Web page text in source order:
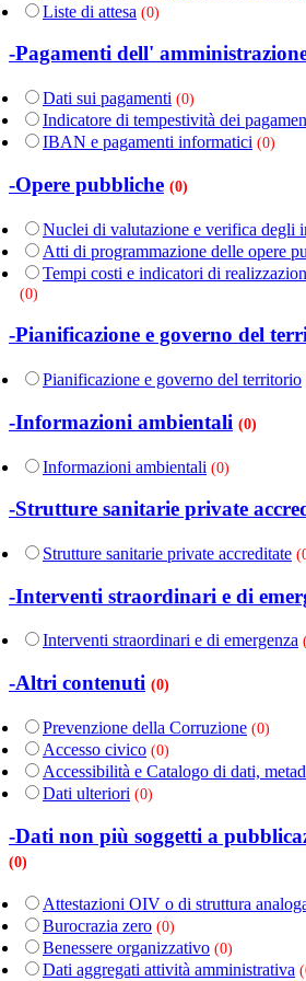
Liste di attesa (0)
-Pagamenti dell'
Dati sui pagamenti (0)
Indicatore di tempestività dei
IBAN e pagamenti informatici (0)
-Opere pubbliche (0)
Nuclei di valutazione e verifica degli
Atti di programmazione delle opere
Tempi costi e indicatori di
(0)
-Pianificazione e governo del
Pianificazione e governo del territorio
-Informazioni ambientali (0)
Informazioni ambientali (0)
-Strutture sanitarie private
Strutture sanitarie private accreditate
-Interventi straordinari e di
Interventi straordinari e di emergenza
-Altri contenuti (0)
Prevenzione della Corruzione (0)
Accesso civico (0)
Accessibilità e Catalogo di dati,
Dati ulteriori (0)
-Dati non più soggetti a
(0)
Attestazioni OIV o di struttura
Burocrazia zero (0)
Benessere organizzativo (0)
Dati aggregati attività amministrativa